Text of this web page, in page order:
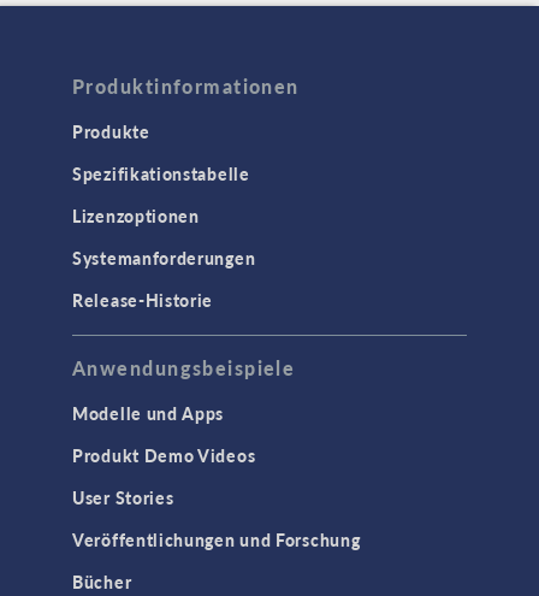
Produktinformationen
Produkte
Spezifikationstabelle
Lizenzoptionen
Systemanforderungen
Release-Historie
Anwendungsbeispiele
Modelle und Apps
Produkt Demo Videos
User Stories
Veröffentlichungen und Forschung
Bücher